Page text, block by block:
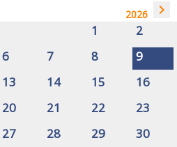
2026 navigate_next
1
2
6 7 8
9
13 14 15
16
20 21 22
23
27 28 29
30